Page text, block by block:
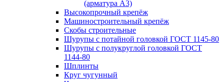
(арматура А3)
Высокопрочный крепёж
Машиностроительный крепёж
Скобы строительные
Шурупы с потайной головкой ГОСТ 1145-80
Шурупы с полукруглой головкой ГОСТ
1144-80
Шплинты
Круг чугунный